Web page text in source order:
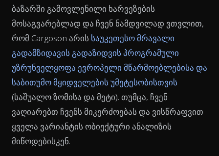
ბაზარში გამოვლენილი ხარვეზების
მოსაგვარებლად და ჩვენ ნამდვილად ვთვლით,
რომ Cargoson არის საუკეთესო მრავალი
გადამზიდავის გადაზიდვის პროგრამული
უზრუნველყოფა ევროპელი მწარმოებლებისა და
საბითუმო მყიდველების უმეტესობისთვის
(საშუალო ზომისა და მეტი). თუმცა, ჩვენ
ვაღიარებთ ჩვენს მიკერძოებას და ვისწრაფვით
ყველა ვარიანტის ობიექტური ანალიზის
მიწოდებისკენ.